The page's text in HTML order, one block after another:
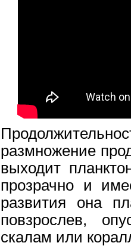
размножение
выходит
прозрачно и
развития она
повзрослев,
скалам или